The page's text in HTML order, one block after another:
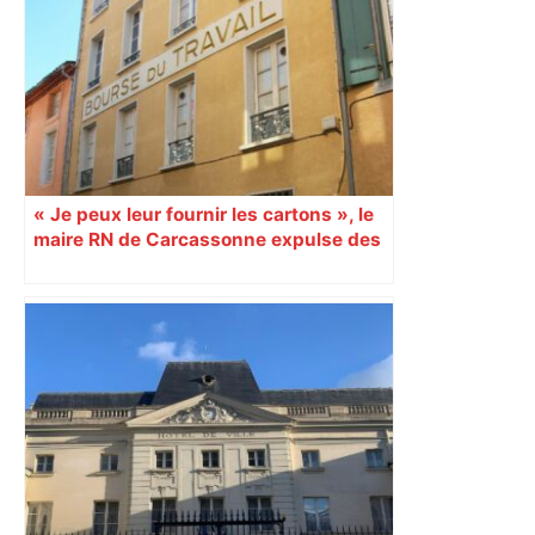
– Radio VINCI Autoroutes
« Je peux leur fournir les cartons », le
maire RN de Carcassonne expulse des